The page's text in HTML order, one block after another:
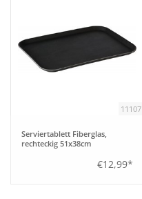
11107
Serviertablett Fiberglas,
rechteckig 51x38cm
€12,99*